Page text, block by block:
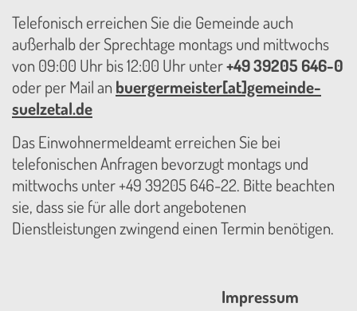
Telefonisch erreichen Sie die Gemeinde auch
außerhalb der Sprechtage montags und mittwochs
von 09:00 Uhr bis 12:00 Uhr unter+49 39205 646-0
oder per Mail an buergermeister[at]gemeinde-
suelzetal.de
Das Einwohnermeldeamt erreichen Sie bei
telefonischen Anfragen bevorzugt montags und
mittwochs unter +49 39205 646-22. Bitte beachten
sie, dass sie für alle dort angebotenen
Dienstleistungen zwingend einen Termin benötigen.
Impressum